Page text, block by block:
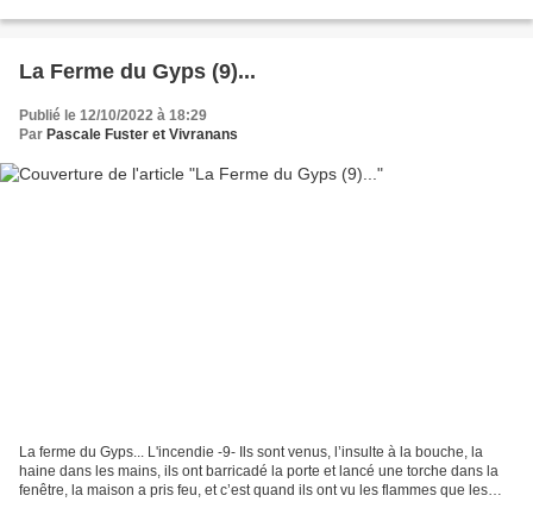
La Ferme du Gyps (9)...
Publié le 12/10/2022 à 18:29
Par Pascale Fuster et Vivranans
La ferme du Gyps... L'incendie -9- Ils sont venus, l’insulte à la bouche, la
haine dans les mains, ils ont barricadé la porte et lancé une torche dans la
fenêtre, la maison a pris feu, et c’est quand ils ont vu les flammes que les